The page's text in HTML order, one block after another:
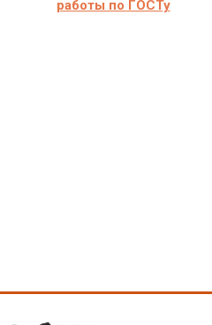
работы по ГОСТу